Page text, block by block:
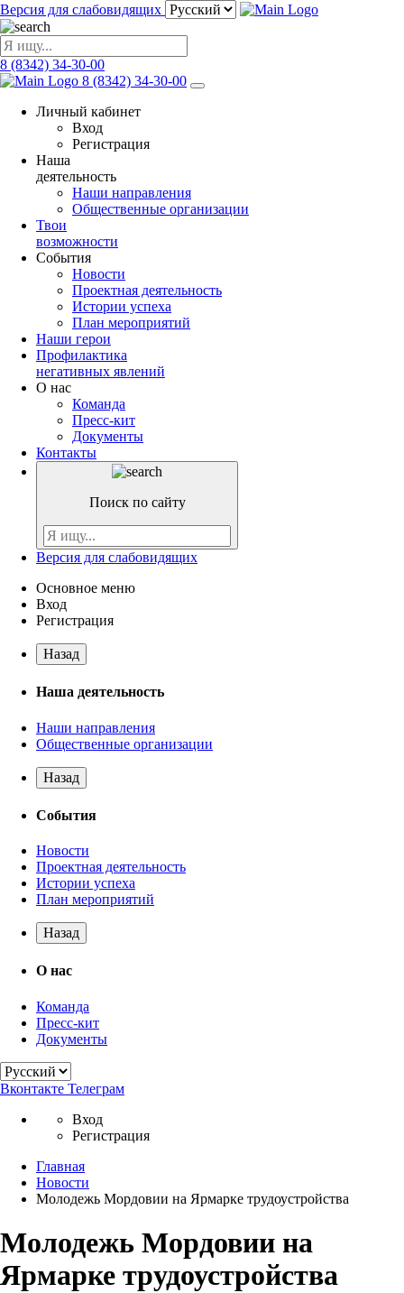
Версия для слабовидящих
8 (8342) 34-30-00
8 (8342) 34-30-00
Личный кабинет
Вход
Регистрация
Наша
деятельность
Наши направления
Общественные организации
Твои
возможности
События
Новости
Проектная деятельность
Истории успеха
План мероприятий
Наши герои
Профилактика
негативных явлений
О нас
Команда
Пресс-кит
Документы
Контакты
Поиск по сайту
Версия для слабовидящих
Основное меню
Вход
Регистрация
Назад
Наша деятельность
Наши направления
Общественные организации
Назад
События
Новости
Проектная деятельность
Истории успеха
План мероприятий
Назад
О нас
Команда
Пресс-кит
Документы
Вконтакте Телеграм
Вход
Регистрация
Главная
Новости
Молодежь Мордовии на Ярмарке трудоустройства
Молодежь Мордовии на
Ярмарке трудоустройства